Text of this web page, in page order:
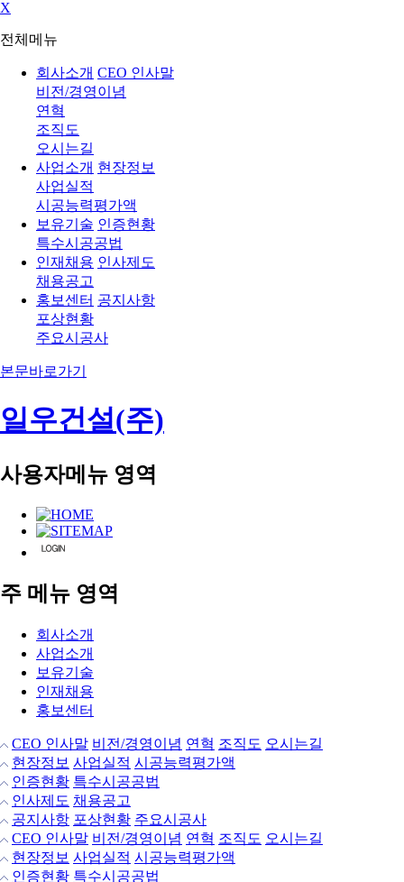
X
전체메뉴
회사소개 CEO 인사말
비전/경영이념
연혁
조직도
오시는길
사업소개 현장정보
사업실적
시공능력평가액
보유기술 인증현황
특수시공공법
인재채용 인사제도
채용공고
홍보센터 공지사항
포상현황
주요시공사
본문바로가기
일우건설(주)
사용자메뉴 영역
주 메뉴 영역
회사소개
사업소개
보유기술
인재채용
홍보센터
CEO 인사말 비전/경영이념 연혁 조직도 오시는길
현장정보 사업실적 시공능력평가액
인증현황 특수시공공법
인사제도 채용공고
공지사항 포상현황 주요시공사
CEO 인사말 비전/경영이념 연혁 조직도 오시는길
현장정보 사업실적 시공능력평가액
인증현황 특수시공공법